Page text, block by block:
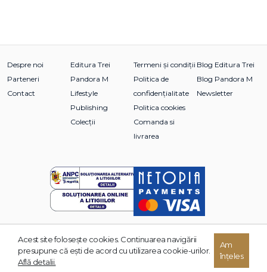
Despre noi
Parteneri
Contact
Editura Trei
Pandora M
Lifestyle
Publishing
Colecții
Termeni și condiții
Politica de
confidențialitate
Politica cookies
Comanda si
livrarea
Blog Editura Trei
Blog Pandora M
Newsletter
© 2026 Grupul Editorial TREI. Toate drepturile rezervate.
Acest site foloseşte cookies. Continuarea navigării
presupune că eşti de acord cu utilizarea cookie-urilor.
Află detalii.
Am
înțeles